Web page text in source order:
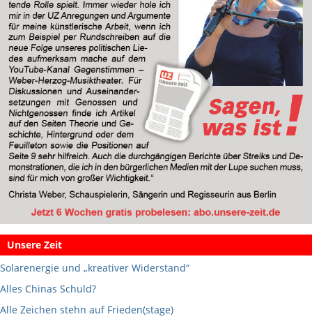
Unsere Zeit
Solarenergie und „kreativer Widerstand“
Alles Chinas Schuld?
Alle Zeichen stehn auf Frieden(stage)